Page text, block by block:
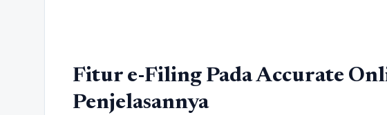
Fitur e-Filing Pada Accurate
Penjelasannya